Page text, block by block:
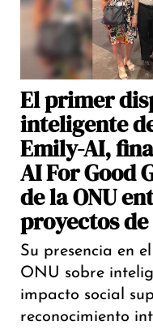
El primer
inteligente
Emily-AI,
AI For Good
de la ONU
proyectos de
Su presencia en
ONU sobre
impacto social
reconocimiento